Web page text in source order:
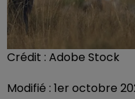
Crédit : Adobe Stock
Modifié : 1er octobre